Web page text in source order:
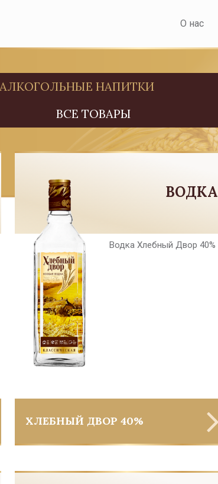
О нас
НАПИТКИ
ВСЕ ТОВАРЫ
ВОДКА
Водка Хлебный Двор 40%
ХЛЕБНЫЙ ДВОР 40%